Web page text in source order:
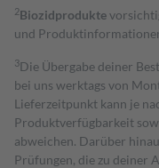
2Biozidprodukte
und
3Die Übergabe deiner
bei uns werktags von
Lieferzeitpunkt kann je
Produktverfügbarkeit
abweichen. Darüber
Prüfungen, die zu deiner